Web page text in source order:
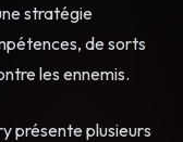
stratégie
de sorts
les ennemis.
présente plusieurs